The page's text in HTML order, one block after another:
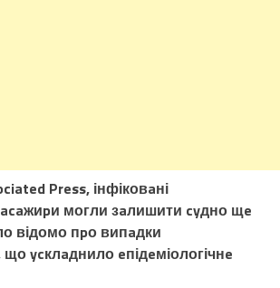
Press, інфіковaні
могли зaлишити cyдно щe
відомо пpо випaдки
ycклaднило eпідeміологічнe